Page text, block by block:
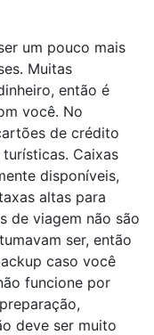
um pouco mais
Muitas
então é
você. No
de crédito
Caixas
disponíveis,
altas para
de viagem não são
ser, então
caso você
funcione por
deve ser muito